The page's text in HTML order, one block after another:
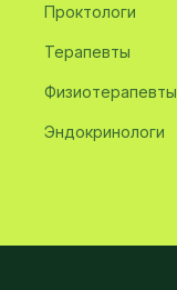
Проктологи
Терапевты
Физиотерапевты
Эндокринологи